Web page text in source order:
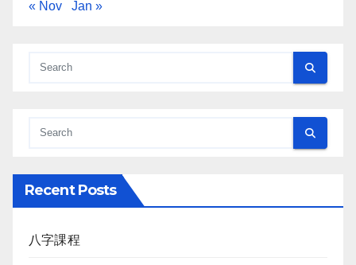
« Nov Jan »
Recent Posts
八字課程